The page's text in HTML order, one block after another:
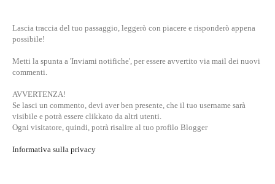
Lascia traccia del tuo passaggio, leggerò con piacere e risponderò appena
possibile!
Metti la spunta a 'Inviami notifiche', per essere avvertito via mail dei nuovi
commenti.
AVVERTENZA!
Se lasci un commento, devi aver ben presente, che il tuo username sarà
visibile e potrà essere clikkato da altri utenti.
Ogni visitatore, quindi, potrà risalire al tuo profilo Blogger
Informativa sulla privacy